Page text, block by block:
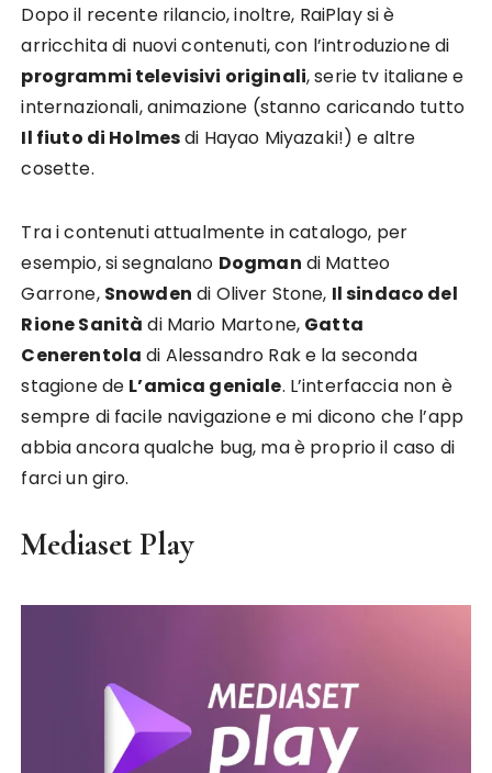
Dopo il recente rilancio, inoltre, RaiPlay si è
arricchita di nuovi contenuti, con l’introduzione di
programmi televisivi originali, serie tv italiane e
internazionali, animazione (stanno caricando tutto
Il fiuto di Holmesdi Hayao Miyazaki!) e altre
cosette.
Tra i contenuti attualmente in catalogo, per
esempio, si segnalano Dogman di Matteo
Garrone, Snowden di Oliver Stone, Il sindaco del
Rione Sanità di Mario Martone, Gatta
Cenerentola di Alessandro Rak e la seconda
stagione de L’amica geniale. L’interfaccia non è
sempre di facile navigazione e mi dicono che l’app
abbia ancora qualche bug, ma è proprio il caso di
farci un giro.
Mediaset Play